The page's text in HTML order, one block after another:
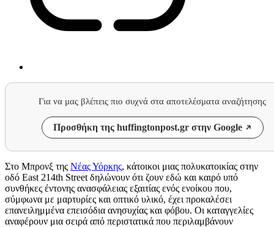
Για να μας βλέπεις πιο συχνά στα αποτελέσματα αναζήτησης
Προσθήκη της huffingtonpost.gr στην Google
Στο Μπρονξ της Νέας Υόρκης, κάτοικοι μιας πολυκατοικίας στην
οδό East 214th Street δηλώνουν ότι ζουν εδώ και καιρό υπό
συνθήκες έντονης ανασφάλειας εξαιτίας ενός ενοίκου που,
σύμφωνα με μαρτυρίες και οπτικό υλικό, έχει προκαλέσει
επανειλημμένα επεισόδια ανησυχίας και φόβου. Οι καταγγελίες
αναφέρουν μια σειρά από περιστατικά που περιλαμβάνουν